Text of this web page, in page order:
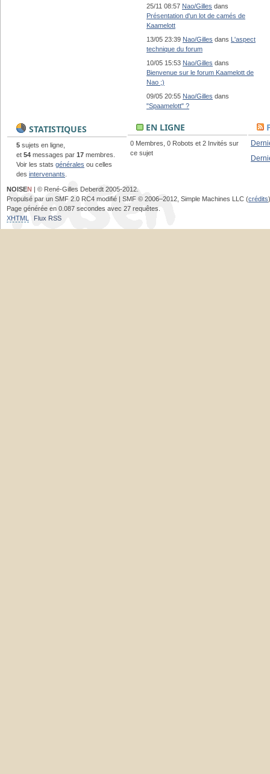
25/11 08:57 Nao/Gilles dans
Présentation d'un lot de camés de
Kaamelott
13/05 23:39 Nao/Gilles dans L'aspect
technique du forum
10/05 15:53 Nao/Gilles dans
Bienvenue sur le forum Kaamelott de
Nao ;)
09/05 20:55 Nao/Gilles dans
"Spaamelott" ?
STATISTIQUES
5 sujets en ligne,
et 54 messages par 17 membres.
Voir les stats générales ou celles
des intervenants
EN LIGNE
0 Membres, 0 Robots et 2 Invités sur
ce sujet
NOISEN | © René-Gilles Deberdt 2005-2012.
Propulsé par un SMF 2.0 RC4 modifié | SMF © 2006–2012, Simple Machines LLC (crédits)
Page générée en 0.087 secondes avec 27 requêtes.
XHTML
Flux RSS